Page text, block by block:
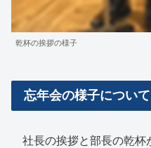
乾杯の挨拶の様子
忘年会の様子について
社長の挨拶と部長の乾杯